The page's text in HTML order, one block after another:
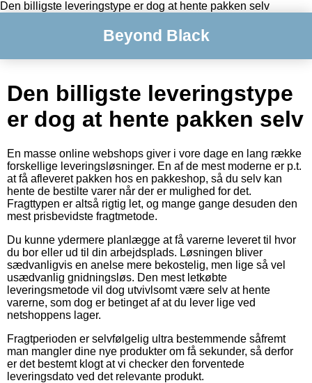
Den billigste leveringstype er dog at hente pakken selv
Beyond Black
Den billigste leveringstype
er dog at hente pakken selv
En masse online webshops giver i vore dage en lang række
forskellige leveringsløsninger. En af de mest moderne er p.t.
at få afleveret pakken hos en pakkeshop, så du selv kan
hente de bestilte varer når der er mulighed for det.
Fragttypen er altså rigtig let, og mange gange desuden den
mest prisbevidste fragtmetode.
Du kunne ydermere planlægge at få varerne leveret til hvor
du bor eller ud til din arbejdsplads. Løsningen bliver
sædvanligvis en anelse mere bekostelig, men lige så vel
usædvanlig gnidningsløs. Den mest letkøbte
leveringsmetode vil dog utvivlsomt være selv at hente
varerne, som dog er betinget af at du lever lige ved
netshoppens lager.
Fragtperioden er selvfølgelig ultra bestemmende såfremt
man mangler dine nye produkter om få sekunder, så derfor
er det bestemt klogt at vi checker den forventede
leveringsdato ved det relevante produkt.